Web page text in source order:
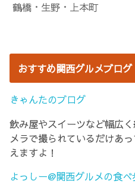
鶴橋・生野・上本町
おすすめ関西グルメブログ
きゃんたのブログ
飲み屋やスイーツなど幅広
メラで撮られているだけあ
えますよ！
よっしー@関西グルメの食